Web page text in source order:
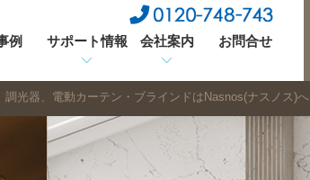
例 サポート情報 会社案内 お問合せ
光器、電動カーテン・ブラインドはNasnos(ナスノス)へ